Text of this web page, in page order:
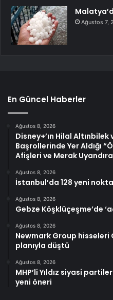
Ağustos 7,
En Güncel Haberler
Ağustos 8, 2026
Disney+’ın Hilal
Başrollerinde Yer Aldığı
Afişleri ve Merak
Ağustos 8, 2026
İstanbul’da 128 yeni
Ağustos 8, 2026
Gebze Köşklüçeşme’de
Ağustos 8, 2026
Newmark Group hisseleri
planıyla düştü
Ağustos 8, 2026
MHP’li Yıldız siyasi
yeni öneri